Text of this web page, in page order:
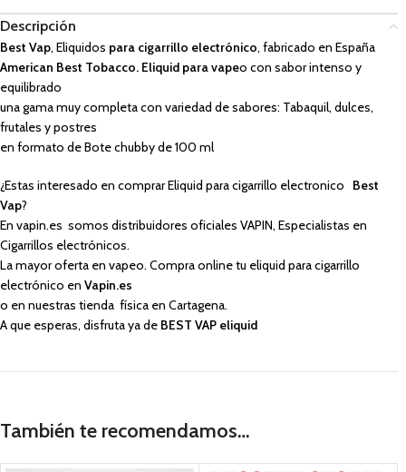
Descripción
Best Vap, Eliquidos para cigarrillo electrónico, fabricado en España
American Best Tobacco. Eliquid para vapeo con sabor intenso y
equilibrado
una gama muy completa con variedad de sabores: Tabaquil, dulces,
frutales y postres
en formato de Bote chubby de 100 ml
¿Estas interesado en comprar Eliquid para cigarrillo electronico
Best
Vap?
En vapin.es somos distribuidores oficiales VAPIN, Especialistas en
Cigarrillos electrónicos.
La mayor oferta en vapeo. Compra online tu eliquid para cigarrillo
electrónico en Vapin.es
o en nuestras tienda física en Cartagena.
A que esperas, disfruta ya de BEST VAP eliquid
También te recomendamos…